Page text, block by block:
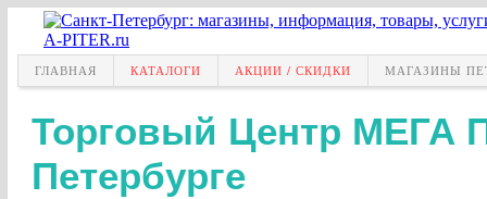
ГЛАВНАЯ КАТАЛОГИ АКЦИИ / СКИДКИ МАГАЗИНЫ
Торговый Центр МЕГА
Петербурге